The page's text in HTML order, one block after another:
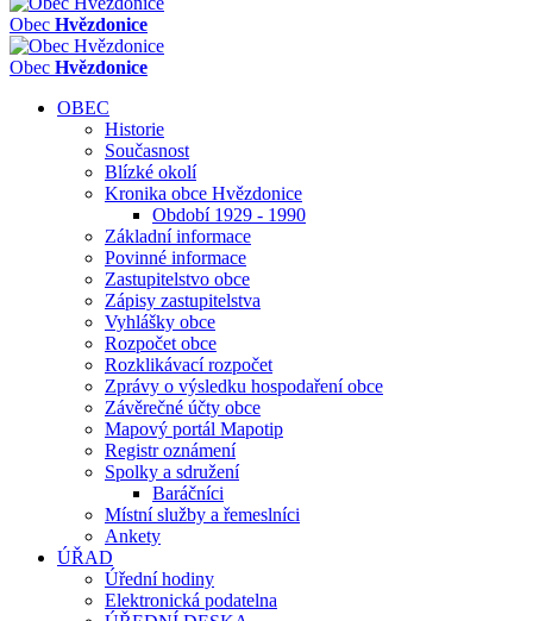
Obec Hvězdonice
Obec Hvězdonice
OBEC
Historie
Současnost
Blízké okolí
Kronika obce Hvězdonice
Období 1929 - 1990
Základní informace
Povinné informace
Zastupitelstvo obce
Zápisy zastupitelstva
Vyhlášky obce
Rozpočet obce
Rozklikávací rozpočet
Zprávy o výsledku hospodaření obce
Závěrečné účty obce
Mapový portál Mapotip
Registr oznámení
Spolky a sdružení
Baráčníci
Místní služby a řemeslníci
Ankety
ÚŘAD
Úřední hodiny
Elektronická podatelna